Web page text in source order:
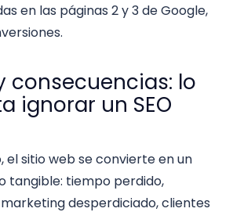
en las páginas 2 y 3 de Google,
consecuencias: lo
ignorar un SEO
el sitio web se convierte en un
tangible: tiempo perdido,
desperdiciado, clientes